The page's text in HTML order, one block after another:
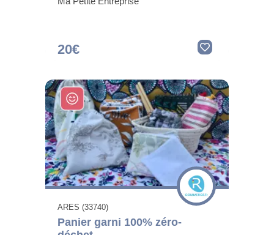
20€
ARES (33740)
Panier garni 100% zéro-